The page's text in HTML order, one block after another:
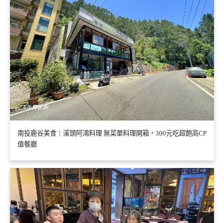
南投鹿谷美食｜溪頭阿鴻料理 無菜單料理開箱，300元吃超飽高CP
值餐廳